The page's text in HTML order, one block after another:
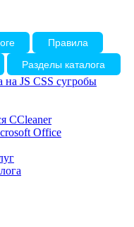
Правила
Разделы каталога
JS CSS сугробы
CCleaner
Office